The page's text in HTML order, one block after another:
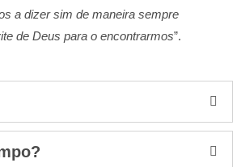
a dizer sim de maneira sempre
de Deus para o encontrarmos”.